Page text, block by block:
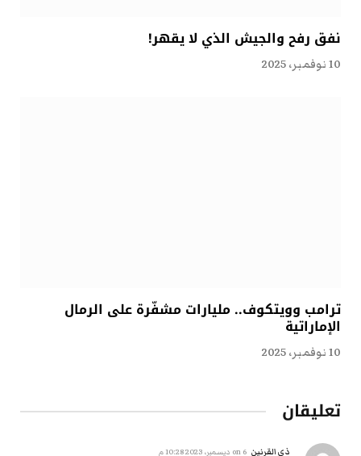
نفق رفح والجيش الذي لا يقهر!
10 نوفمبر، 2025
ترامب وويتكوف.. مليارات مشفّرة على الرمال
الإماراتية
10 نوفمبر، 2025
تعليقان
ذي القرنين 6 ديسمبر، 2023 10:28 م